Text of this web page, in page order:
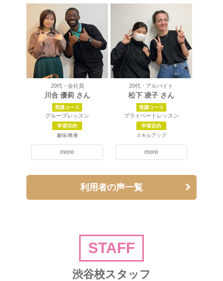
20代・会社員
川合 優莉 さん
受講コース
グループレッスン
学習目的
趣味/教養
more
20代・アルバイト
松下 凌子 さん
受講コース
プライベートレッスン
学習目的
スキルアップ
more
利用者の声一覧
STAFF
渋谷校スタッフ